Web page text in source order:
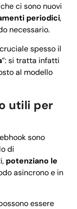
ci sono nuovi
periodici,
necessario.
spesso il
”: si tratta infatti
al modello
utili per
sono
di
potenziano le
asincrono e in
essere